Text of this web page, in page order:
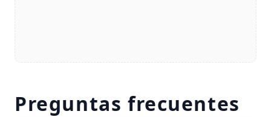
Preguntas frecuentes